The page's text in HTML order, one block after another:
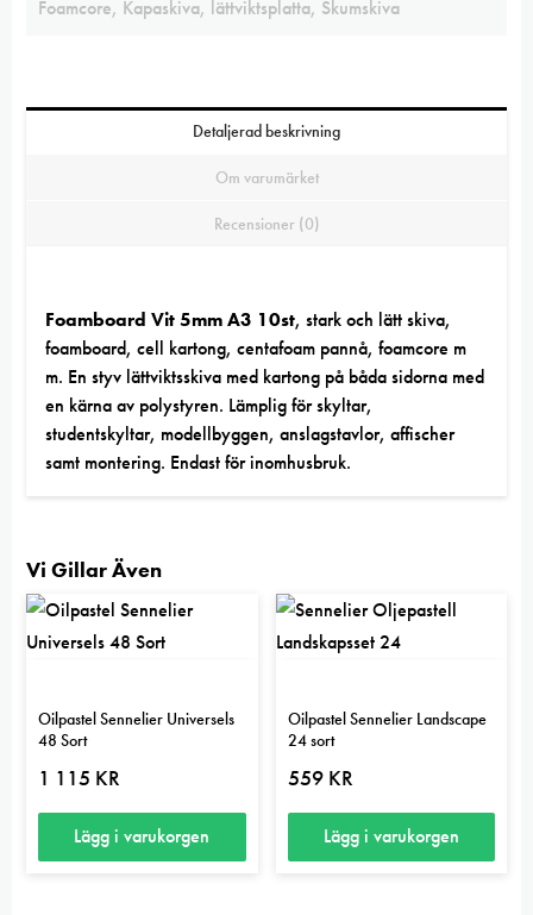
Foamcore, Kapaskiva, lättviktsplatta, Skumskiva
Detaljerad beskrivning
Om varumärket
Recensioner (0)
Foamboard Vit 5mm A3 10st, stark och lätt skiva,
foamboard, cell kartong, centafoam pannå, foamcore m
m. En styv lättviktsskiva med kartong på båda sidorna med
en kärna av polystyren. Lämplig för skyltar,
studentskyltar, modellbyggen, anslagstavlor, affischer
samt montering. Endast för inomhusbruk.
Vi Gillar Även
Oilpastel Sennelier Universels
48 Sort
1 115 KR
Lägg i varukorgen
Oilpastel Sennelier Landscape
24 sort
559 KR
Lägg i varukorgen